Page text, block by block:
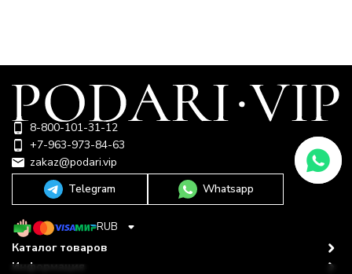
8-800-101-31-12
+7-963-973-84-63
zakaz@podari.vip
Telegram
Whatsapp
RUB
Каталог товаров
Информация